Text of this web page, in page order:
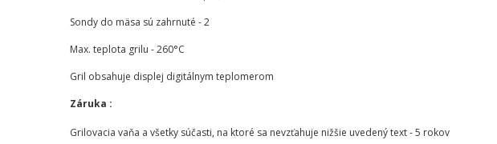
Sondy do mäsa sú zahrnuté - 2
Max. teplota grilu - 260°C
Gril obsahuje displej digitálnym teplomerom
Záruka :
Grilovacia vaňa a všetky súčasti, na ktoré sa nevzťahuje nižšie uvedený text - 5 rokov